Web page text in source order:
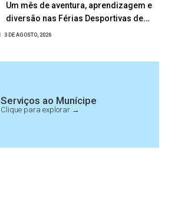
Um mês de aventura, aprendizagem e
diversão nas Férias Desportivas de
Baião
3 DE AGOSTO, 2026
Serviços ao Munícipe
Clique para explorar →